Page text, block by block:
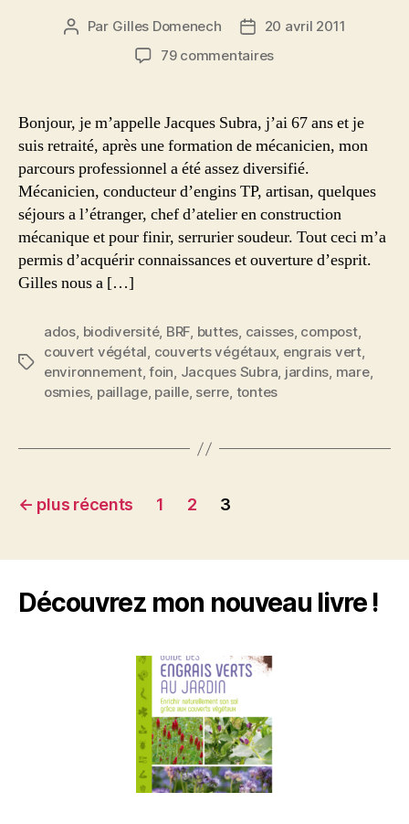
Auteur
Par Gilles Domenech
Date
de
20 avril 2011
79 commentairessur
bio
de
Jacques
dans
les
Hautes
Pyrénées
Bonjour, je m’appelle Jacques Subra, j’ai 67 ans et je
suis retraité, après une formation de mécanicien, mon
parcours professionnel a été assez diversifié.
Mécanicien, conducteur d’engins TP, artisan, quelques
séjours a l’étranger, chef d’atelier en construction
mécanique et pour finir, serrurier soudeur. Tout ceci m’a
permis d’acquérir connaissances et ouverture d’esprit.
Gilles nous a […]
Étiquettes
ados, biodiversité, BRF, buttes, caisses, compost,
couvert végétal, couverts végétaux, engrais vert,
environnement,foin, Jacques Subra, jardins, mare,
osmies, paillage, paille, serre, tontes
Navigation
articles
← plus récents 1 2 3
Découvrez mon nouveau livre !